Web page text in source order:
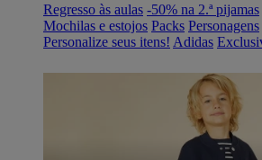
Regresso às aulas -50% na 2.ª pijamas
Mochilas e estojos Packs Personagens
Personalize seus itens! Adidas